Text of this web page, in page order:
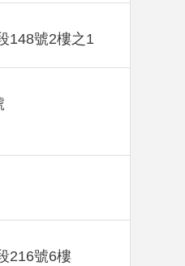
148號2樓之1
216號6樓